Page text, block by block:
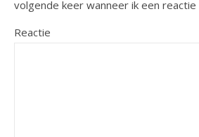
volgende keer wanneer ik een reactie
Reactie